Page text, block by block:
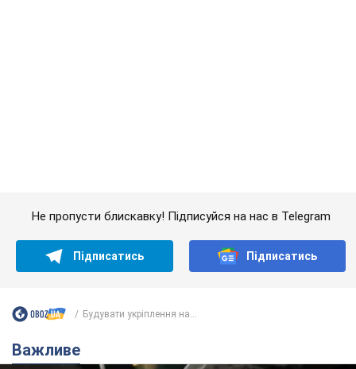
українцям розповіли, чого очікувати
10 часов назад